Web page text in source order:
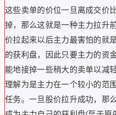
这些卖单的价位一旦离成交价
掉，那么这就是一种主力拉升
价拉起来以后主力最害怕的就
的获利盘，因此只要主力的资
能地接掉一些稍大的卖单以减
理解为是主力在一个较小的范
任务。一旦股价拉升成功，那